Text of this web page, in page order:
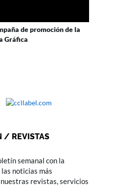
de promoción de la
Gráfica
/ REVISTAS
semanal con la
noticias más
revistas, servicios